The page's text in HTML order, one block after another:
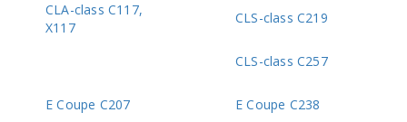
CLA-class C117,
X117
CLS-class C219
CLS-class C257
E Coupe C207 E Coupe C238